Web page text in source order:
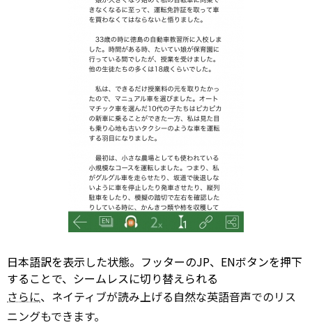
日本語訳を表示した状態。フッターのJP、ENボタンを押下
することで、シームレスに切り替えられる
さらに、ネイティブが読み上げる自然な英語音声でのリス
ニングもできます。